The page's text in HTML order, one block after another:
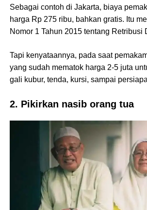
Sebagai contoh di Jakarta, biaya
harga Rp 275 ribu, bahkan gratis. Itu
Nomor 1 Tahun 2015 tentang Retribusi
Tapi kenyataannya, pada saat
yang sudah mematok harga 2-5 juta
gali kubur, tenda, kursi, sampai
2. Pikirkan nasib orang tua